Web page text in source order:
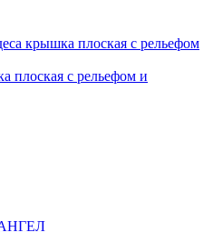
плоская с рельефом и